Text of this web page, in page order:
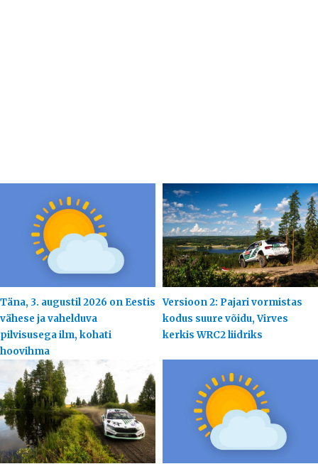
Täna, 3. augustil 2026 on Eestis
vähese ja vahelduva
pilvisusega ilm, kohati
hoovihma
Versioon 2: Pajari vormistas
kodus suure võidu, Virves
kerkis WRC2 liidriks